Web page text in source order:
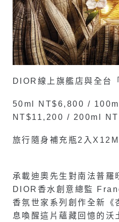
DIOR線上旗艦店與全台
50ml NT$6,800 / 100ml
NT$11,200 / 200ml
旅行隨身補充瓶2入
承載迪奧先生對南法普羅
DIOR香水創意總監
香氛世家系列創作全新《
息喚醒這片蘊藏回憶的沃